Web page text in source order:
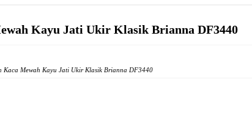
Kayu Jati Ukir Klasik Brianna DF3440
Kaca Mewah Kayu Jati Ukir Klasik Brianna DF3440